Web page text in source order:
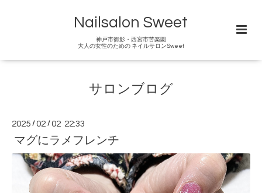
Nailsalon Sweet
神戸市御影・西宮市苦楽園
大人の女性のための ネイルサロンSweet
サロンブログ
2025 /02 /02 22:33
マグにラメフレンチ